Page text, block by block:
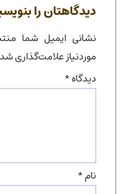
دیدگاهتان را
نشانی ایمیل شما
موردنیاز علامت‌گذاری
دیدگاه*
نام*